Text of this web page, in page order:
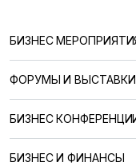
БИЗНЕС
ФОРУМЫ И ВЫСТАВКИ
БИЗНЕС
БИЗНЕС И ФИНАНСЫ